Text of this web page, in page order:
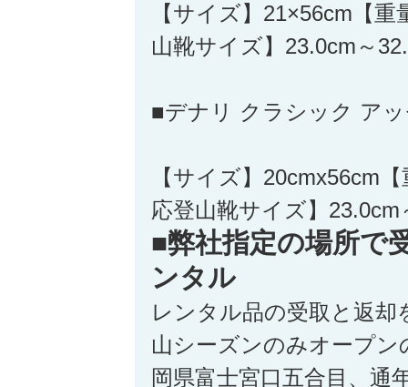
【サイズ】21×56cm【
山靴サイズ】23.0cm～
■デナリ クラシック ア
【サイズ】20cmx56cm
応登山靴サイズ】23.0cm
■弊社指定の場所で
ンタル
レンタル品の受取と返却
山シーズンのみオープン
岡県富士宮口五合目、通